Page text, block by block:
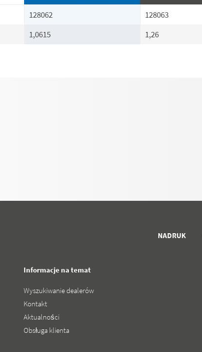
128062 128063
1,0615 1,26
NADRUK
Informacje na temat
Wyszukiwanie dealerów
Kontakt
Aktualności
Obsługa klienta